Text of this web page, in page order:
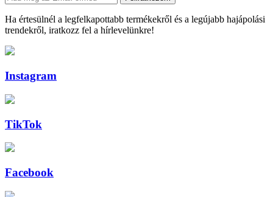
Ha értesülnél a legfelkapottabb termékekről és a legújabb hajápolási
trendekről, iratkozz fel a hírlevelünkre!
Instagram
TikTok
Facebook